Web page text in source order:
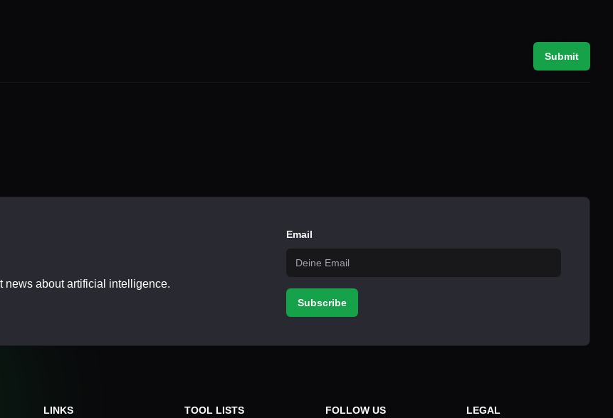
Submit
news about artificial intelligence.
Email
Subscribe
LINKS TOOL LISTS FOLLOW US LEGAL